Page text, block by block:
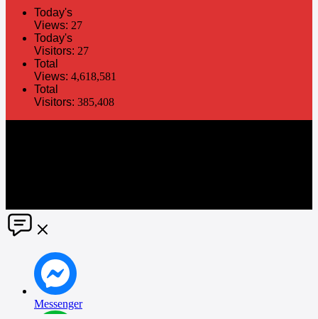
Today's
Views: 27
Today's
Visitors: 27
Total
Views: 4,618,581
Total
Visitors: 385,408
Messenger